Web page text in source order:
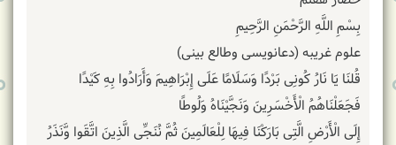
بِسْمِ اللَّهِ الرَّحْمَنِ الرَّحِیمِ
علوم غریبه (دعانویسی وطالع بینی)
قُلنَا یَا نَارُ کُونِی بَرْدًا وَسَلَامًا عَلَى إِبْرَاهِیمَ وَأَرَادُوا بِهِ کَیْدًا
فَجَعَلْنَاهُمُ الْأَخْسَرِینَ وَنَجَّیْنَاهُ وَلُوطًا
إِلَى الْأَرْضِ الَّتِی بَارَکْنَا فِیهَا لِلْعَالَمِینَ ثُمَّ نُنَجِّی الَّذِینَ اتَّقَوا وَّنَذَرُ